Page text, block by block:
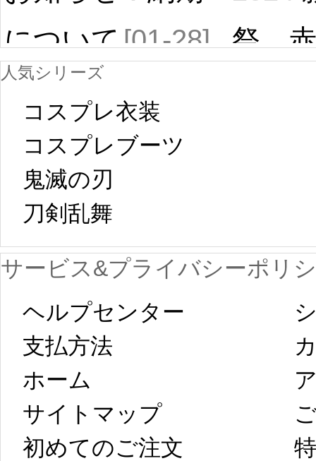
について[01-28]
中国旧正月の影
響で2024年2月5
日から工場生産
が一時停止いた
します。 2月5日
以後のご注文
は、2月25日から
コスプレ制作、
祭 赤
プレ
新春
字半
第二
人気シリーズ
コスプレ衣装
コスプレブーツ
鬼滅の刃
刀剣乱舞
サービス&プライバシーポリ
ヘルプセンター
支払方法
ホーム
サイトマップ
初めてのご注文